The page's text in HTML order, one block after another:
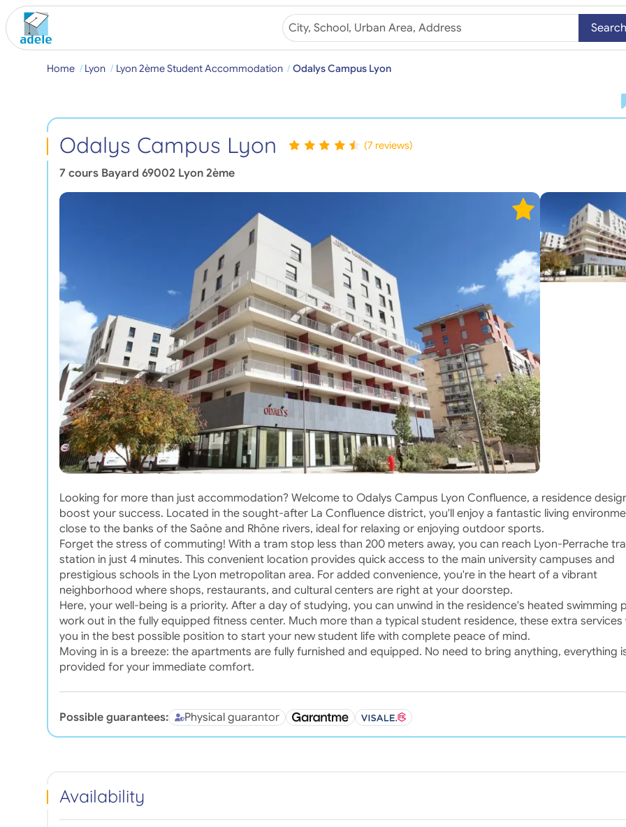
Search
Home Lyon Lyon 2ème Student Accommodation Odalys Campus Lyon
Odalys Campus Lyon (7 reviews)
7 cours Bayard 69002 Lyon 2ème
Looking for more than just accommodation? Welcome to Odalys Campus Lyon Confluence, a residence
boost your success. Located in the sought-after La Confluence district, you'll enjoy a fantastic living
close to the banks of the Saône and Rhône rivers, ideal for relaxing or enjoying outdoor sports.
Forget the stress of commuting! With a tram stop less than 200 meters away, you can reach Lyon-Perrache
station in just 4 minutes. This convenient location provides quick access to the main university campuses and
prestigious schools in the Lyon metropolitan area. For added convenience, you're in the heart of a vibrant
neighborhood where shops, restaurants, and cultural centers are right at your doorstep.
Here, your well-being is a priority. After a day of studying, you can unwind in the residence's heated swimming
work out in the fully equipped fitness center. Much more than a typical student residence, these extra services
you in the best possible position to start your new student life with complete peace of mind.
Moving in is a breeze: the apartments are fully furnished and equipped. No need to bring anything, everything
provided for your immediate comfort.
Possible guarantees: Physical guarantor
Availability